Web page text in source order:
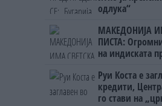
одлука“
МАКЕДОНИЈА
ПИСТА:
на индиската
Скопје
Руи Коста е
кредити,
го стави на